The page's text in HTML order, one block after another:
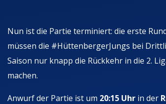
Nun ist die Partie terminiert: die erste
müssen die #HüttenbergerJungs bei
Saison nur knapp die Rückkehr in die 2.
machen.
Anwurf der Partie ist um 20:15 Uhr in der